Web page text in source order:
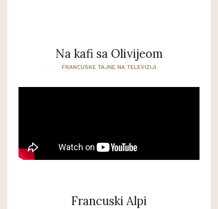
Na kafi sa Olivijeom
FRANCUSKE TAJNE NA TELEVIZIJI
Francuski Alpi